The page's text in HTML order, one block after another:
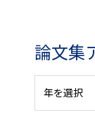
論文集